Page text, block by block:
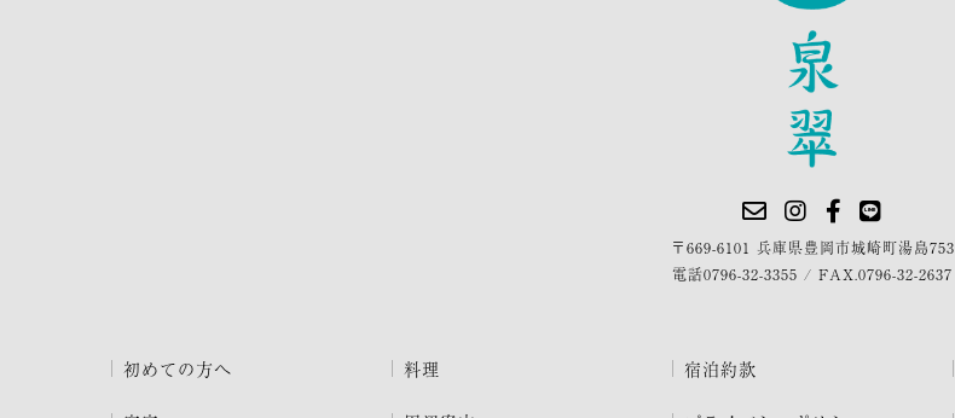
〒669-6101 兵庫県豊岡市城崎町湯島753
電話0796-32-3355 / FAX.0796-32-2637
初めての方へ 料理 宿泊約款